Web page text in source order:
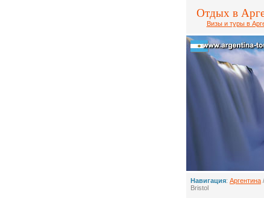
Отдых в
Визы и туры в
Навигация: Аргентина /
Bristol